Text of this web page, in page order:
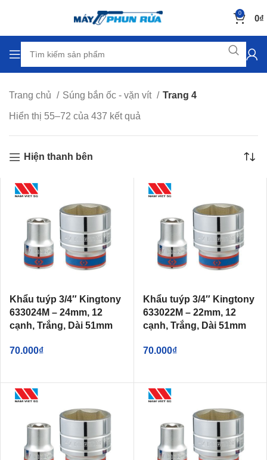
0 0₫
Trang chủ Súng bắn ốc - vặn vít Trang 4
Hiển thị 55–72 của 437 kết quả
Hiện thanh bên
Khẩu tuýp 3/4″ Kingtony
633024M – 24mm, 12
cạnh, Trắng, Dài 51mm
70.000₫
Khẩu tuýp 3/4″ Kingtony
633022M – 22mm, 12
cạnh, Trắng, Dài 51mm
70.000₫